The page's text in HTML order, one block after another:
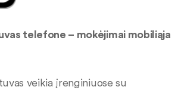
telefone – mokėjimai mobiliąja
veikia įrenginiuose su